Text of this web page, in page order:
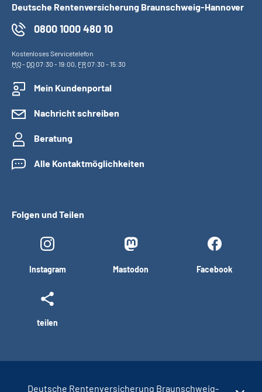
Deutsche Rentenversicherung Braunschweig-Hannover
0800 1000 480 10
Kostenloses Servicetelefon
MO- DO07:30 - 19:00, FR07:30 - 15:30
Mein Kundenportal
Nachricht schreiben
Beratung
Alle Kontaktmöglichkeiten
Folgen und Teilen
Instagram Mastodon Facebook
teilen
Deutsche Rentenversicherung Braunschweig-